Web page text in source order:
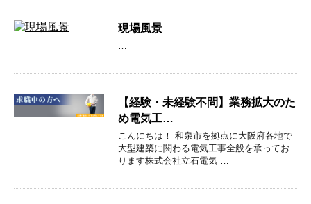
現場風景
…
【経験・未経験不問】業務拡大のた
め電気工…
こんにちは！ 和泉市を拠点に大阪府各地で
大型建築に関わる電気工事全般を承ってお
ります株式会社立石電気 …